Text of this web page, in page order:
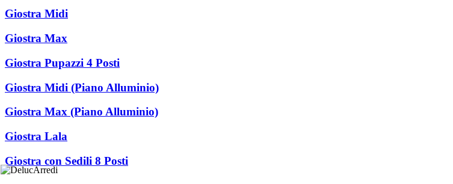
Giostra Midi
Giostra Max
Giostra Pupazzi 4 Posti
Giostra Midi (Piano Alluminio)
Giostra Max (Piano Alluminio)
Giostra Lala
Giostra con Sedili 8 Posti